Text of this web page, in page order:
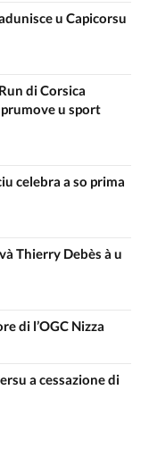
u Capicorsu
di Corsica
u sport
celebra a so prima
Thierry Debès à u
di l’OGC Nizza
a cessazione di